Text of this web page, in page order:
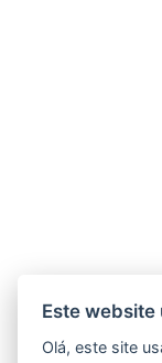
Este website
Olá, este site